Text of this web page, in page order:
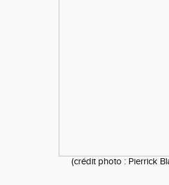
(crédit photo : Pierrick